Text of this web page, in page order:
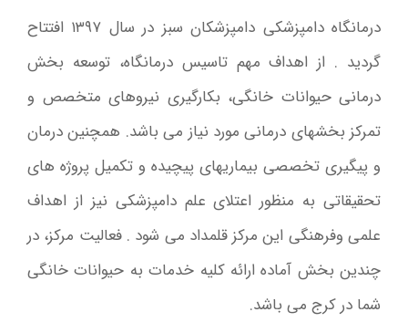
درمانگاه دامپزشکی دامپزشکان سبز در سال ۱۳۹۷ افتتاح
گردید . از اهداف مهم تاسیس درمانگاه، توسعه بخش
درمانی حیوانات خانگی، بکارگیری نیروهای متخصص و
تمرکز بخشهای درمانی مورد نیاز می باشد. همچنین درمان
و پیگیری تخصصی بیماریهای پیچیده و تکمیل پروژه های
تحقیقاتی به منظور اعتلای علم دامپزشکی نیز از اهداف
علمی وفرهنگی این مرکز قلمداد می شود . فعالیت مرکز، در
چندین بخش آماده ارائه کلیه خدمات به حیوانات خانگی
شما در کرج می باشد.